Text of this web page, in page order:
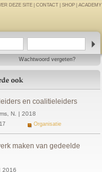
DEZE SITE CONTACT SHOP ACADEMY
Wachtwoord vergeten?
en coalitieleiders
N. | 2018
Organisatie
maken van gedeelde
2016